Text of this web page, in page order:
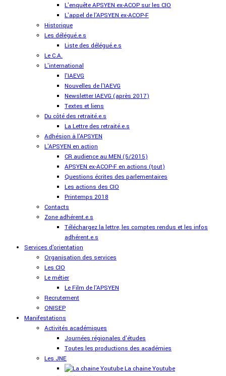
L'enquête APSYEN ex-ACOP sur les CIO
L'appel de l'APSYEN ex-ACOP-F
Historique
Les délégué.e.s
Liste des délégué.e.s
Le C.A.
L'international
l'IAEVG
Nouvelles de l'IAEVG
Newsletter IAEVG (après 2017)
Textes et liens
Du côté des retraité.e.s
La Lettre des retraité.e.s
Adhésion à l'APSYEN
L'APSYEN en action
CR audience au MEN (5/2015)
APSYEN ex-ACOP-F en actions (tout)
Questions écrites des parlementaires
Les actions des CIO
Printemps 2018
Contacts
Zone adhérent.e.s
Téléchargez la lettre, les comptes rendus et les infos
adhérent.e.s
Services d'orientation
Organisation des services
Les CIO
Le métier
Le Film de l'APSYEN
Recrutement
ONISEP
Manifestations
Activités académiques
Journées régionales d'études
Toutes les productions des académies
Les JNE
La chaine Youtube